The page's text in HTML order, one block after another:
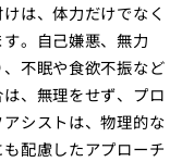
は、体力だけでなく
。自己嫌悪、無力
不眠や食欲不振など
、無理をせず、プロ
シストは、物理的な
配慮したアプローチ